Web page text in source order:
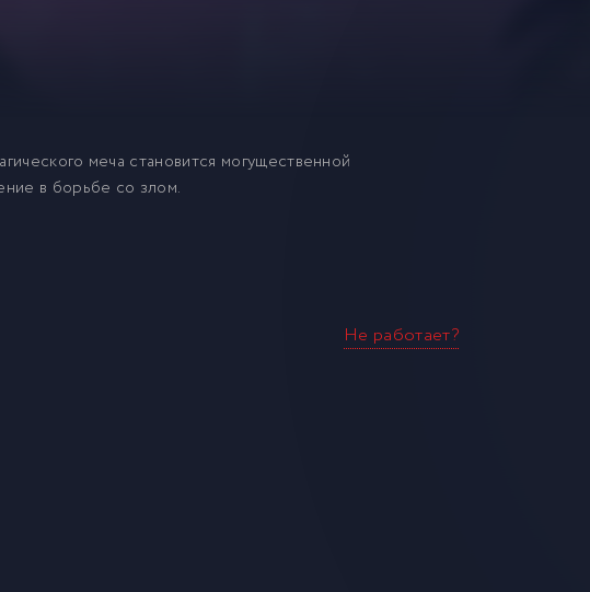
меча становится могущественной
в борьбе со злом.
Не работает?